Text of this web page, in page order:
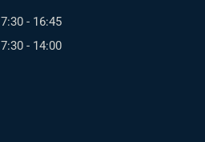
7:30 - 16:45
7:30 - 14:00